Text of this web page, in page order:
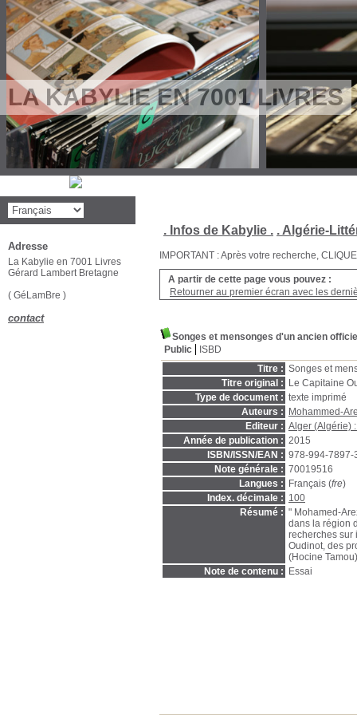
LA KABYLIE EN 7001 LIVRES
. Infos de Kabylie . . Algérie-
IMPORTANT : Après votre recherche,
A partir de cette page vous pouvez :
Retourner au premier écran avec les
Songes et mensonges d'un ancien
Public
ISBD
Titre : Songes et
Titre original :
Le Capitaine
Type de document : texte imprimé
Auteurs :
Mohammed-
Editeur : Alger (Algérie)
Année de publication : 2015
ISBN/ISSN/EAN : 978-994-7897-
Note générale : 70019516
Langues :
Français (fre)
Index. décimale : 100
Résumé : " Mohamed-
dans la région
recherches sur
Oudinot, des
(Hocine Tamou)
Note de contenu :
Essai
Adresse
La Kabylie en 7001 Livres
Gérard Lambert Bretagne
( GéLamBre )
contact